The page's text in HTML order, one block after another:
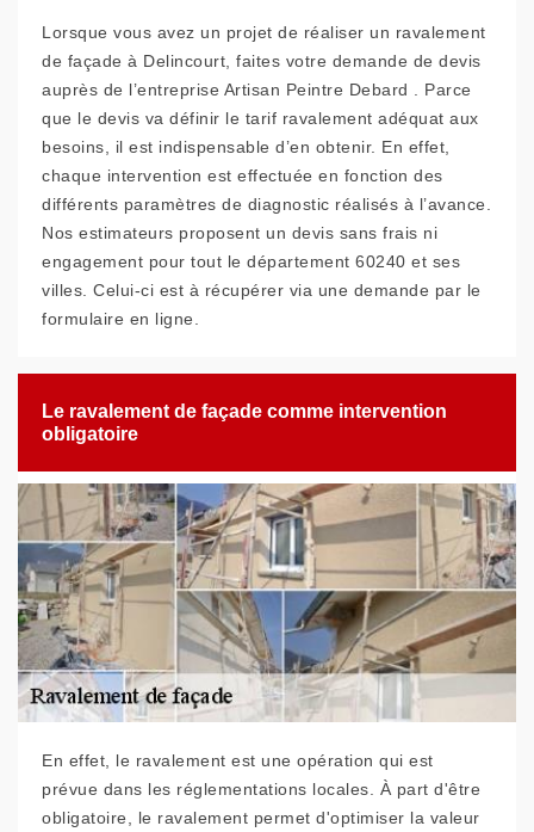
Lorsque vous avez un projet de réaliser un ravalement
de façade à Delincourt, faites votre demande de devis
auprès de l’entreprise Artisan Peintre Debard . Parce
que le devis va définir le tarif ravalement adéquat aux
besoins, il est indispensable d’en obtenir. En effet,
chaque intervention est effectuée en fonction des
différents paramètres de diagnostic réalisés à l’avance.
Nos estimateurs proposent un devis sans frais ni
engagement pour tout le département 60240 et ses
villes. Celui-ci est à récupérer via une demande par le
formulaire en ligne.
Le ravalement de façade comme intervention
obligatoire
En effet, le ravalement est une opération qui est
prévue dans les réglementations locales. À part d'être
obligatoire, le ravalement permet d'optimiser la valeur